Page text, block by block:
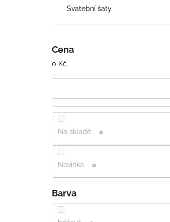
Svatební šaty
Cena
0 Kč
Na skladě 0
Novinka 0
Barva